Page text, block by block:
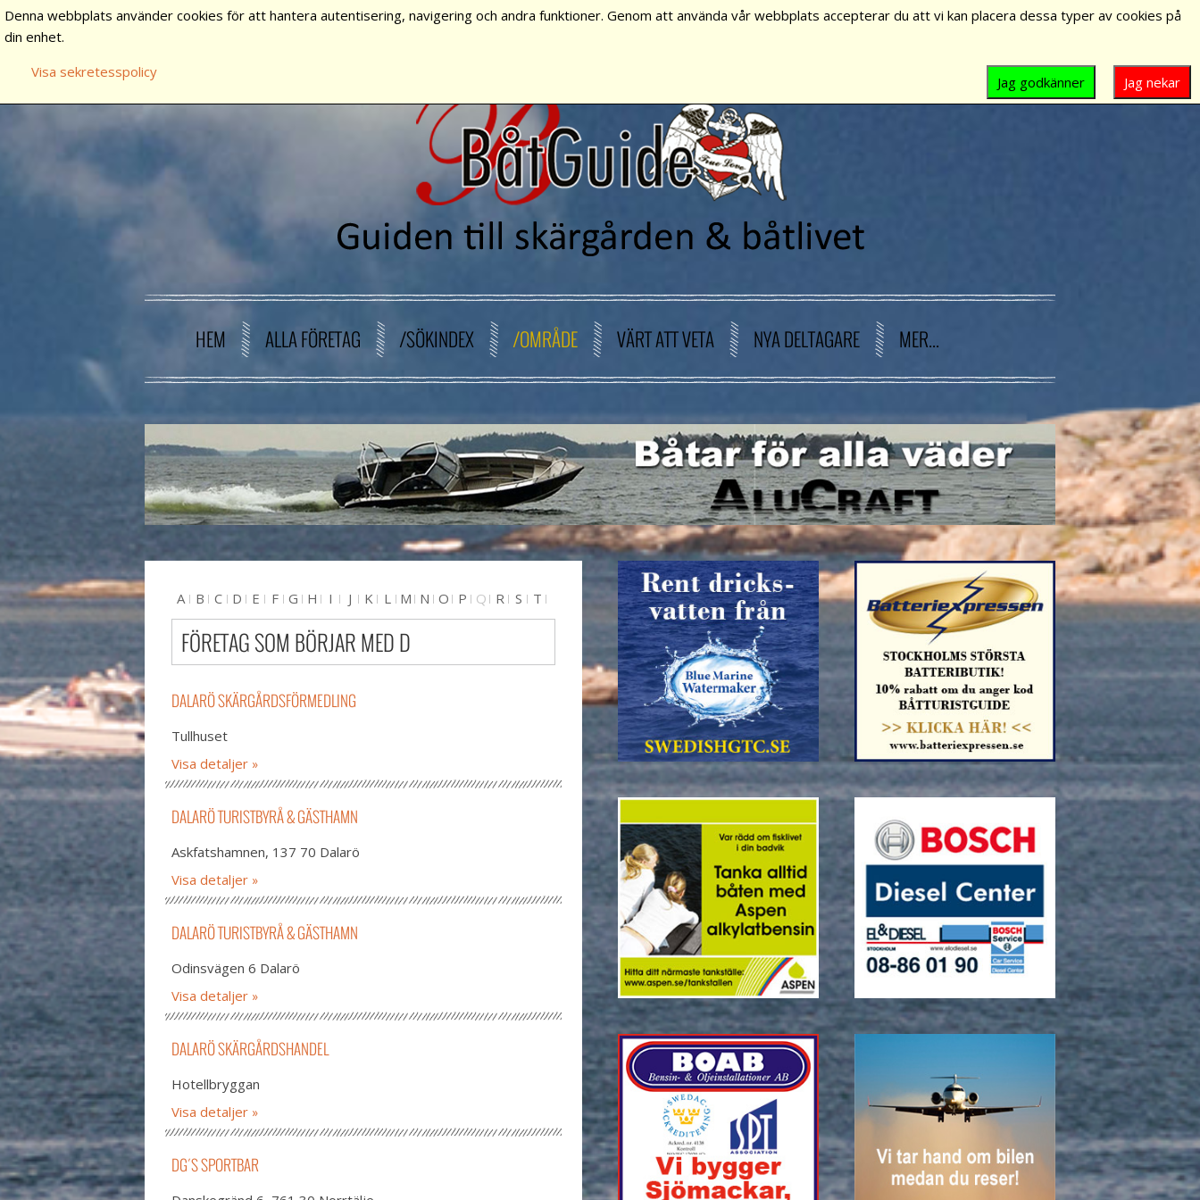
HEM ALLA FÖRETAG /SÖKINDEX /OMRÅDE VÄRT ATT VETA NYA DELTAGARE MER...
A B C D E F G H I J K L M N O P Q R S
T
U V W X Y Z #
FÖRETAG SOM BÖRJAR MED D
DALARÖ SKÄRGÅRDSFÖRMEDLING
Tullhuset
Visa detaljer
DALARÖ TURISTBYRÅ & GÄSTHAMN
Askfatshamnen, 137 70 Dalarö
Visa detaljer
DALARÖ TURISTBYRÅ & GÄSTHAMN
Odinsvägen 6 Dalarö
Visa detaljer
DALARÖ SKÄRGÅRDSHANDEL
Hotellbryggan
Visa detaljer
DG´S SPORTBAR
Denna webbplats använder cookies för att hantera autentisering, navigering och andra funktioner. Genom att använda vår webbplats accepterar du att vi kan placera dessa typer av cookies på
din enhet.
Visa sekretesspolicy
Jag nekar
Jag godkänner